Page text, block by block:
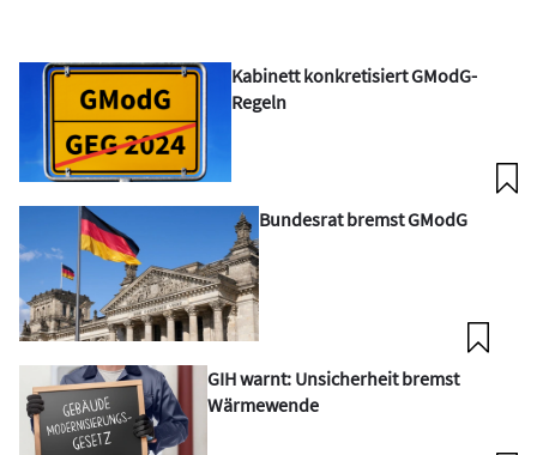
Kabinett konkretisiert GModG-
Regeln
Bundesrat bremst GModG
GIH warnt: Unsicherheit bremst
Wärmewende